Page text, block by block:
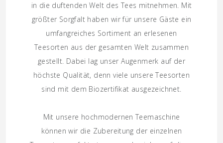
in die duftenden Welt des Tees mitnehmen. Mit
größter Sorgfalt haben wir für unsere Gäste ein
umfangreiches Sortiment an erlesenen
Teesorten aus der gesamten Welt zusammen
gestellt. Dabei lag unser Augenmerk auf der
höchste Qualität, denn viele unsere Teesorten
sind mit dem Biozertifikat ausgezeichnet.
Mit unsere hochmodernen Teemaschine
können wir die Zubereitung der einzelnen